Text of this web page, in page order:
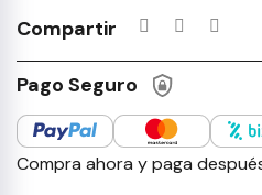
Compartir
Pago Seguro
Compra ahora y paga